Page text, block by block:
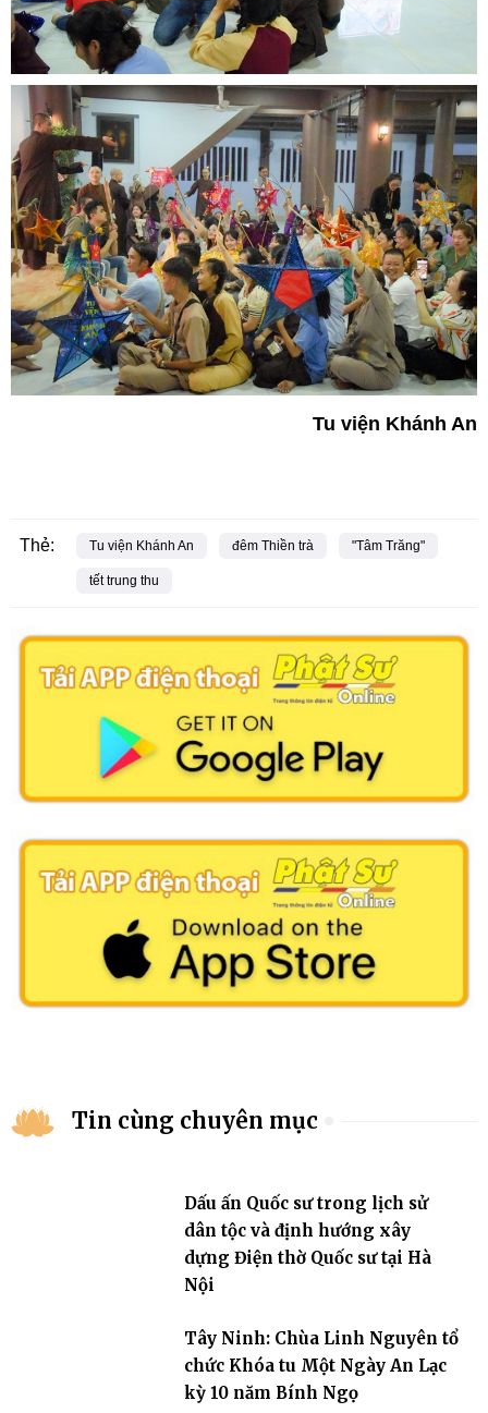
Tu viện Khánh An
Thẻ: Tu viện Khánh An đêm Thiền trà "Tâm Trăng"
tết trung thu
Tin cùng chuyên mục
Dấu ấn Quốc sư trong lịch sử
dân tộc và định hướng xây
dựng Điện thờ Quốc sư tại Hà
Nội
Tây Ninh: Chùa Linh Nguyên tổ
chức Khóa tu Một Ngày An Lạc
kỳ 10 năm Bính Ngọ